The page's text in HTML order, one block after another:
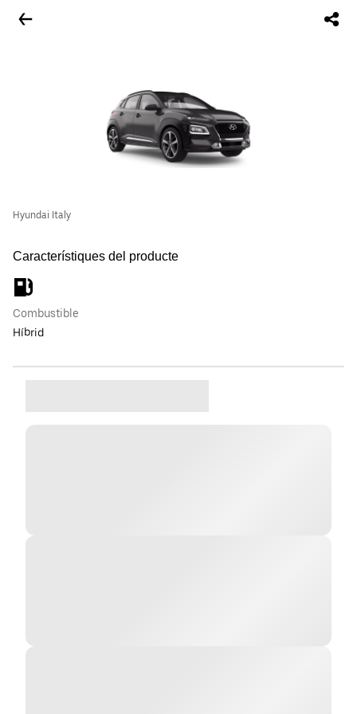
Hyundai Italy
Característiques del producte
Combustible
Híbrid